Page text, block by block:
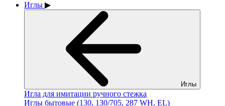
Иглы ▶
Иглы
Игла для имитации ручного стежка
Иглы бытовые (130, 130/705, 287 WH, EL)